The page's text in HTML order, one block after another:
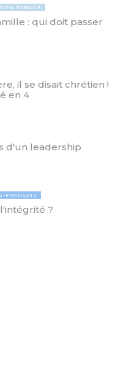
TABOUE
: qui doit passer
il se disait chrétien !
en 4
d'un leadership
FRANÇAIS
?